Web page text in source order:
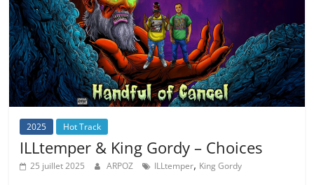
2025 Hot Track
ILLtemper & King Gordy – Choices
25 juillet 2025 ARPOZ ILLtemper, King Gordy